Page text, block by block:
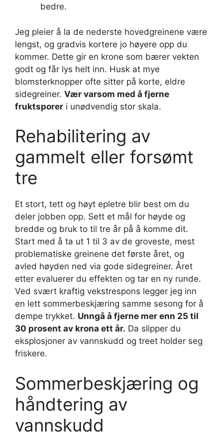
bedre.
Jeg pleier å la de nederste hovedgreinene være
lengst, og gradvis kortere jo høyere opp du
kommer. Dette gir en krone som bærer vekten
godt og får lys helt inn. Husk at mye
blomsterknopper ofte sitter på korte, eldre
sidegreiner. Vær varsom med å fjerne
fruktsporer i unødvendig stor skala.
Rehabilitering av
gammelt eller forsømt
tre
Et stort, tett og høyt epletre blir best om du
deler jobben opp. Sett et mål for høyde og
bredde og bruk to til tre år på å komme dit.
Start med å ta ut 1 til 3 av de groveste, mest
problematiske greinene det første året, og
avled høyden ned via gode sidegreiner. Året
etter evaluerer du effekten og tar en ny runde.
Ved svært kraftig vekstrespons legger jeg inn
en lett sommerbeskjæring samme sesong for å
dempe trykket. Unngå å fjerne mer enn 25 til
30 prosent av krona ett år. Da slipper du
eksplosjoner av vannskudd og treet holder seg
friskere.
Sommerbeskjæring og
håndtering av
vannskudd